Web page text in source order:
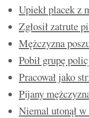
Upiekł placek z
Zgłosił zatrute
Mężczyzna
Pobił grupę
Pracował jako
Pijany
Niemal utonął